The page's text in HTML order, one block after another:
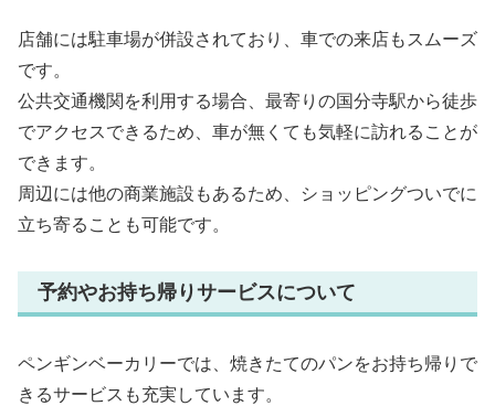
店舗には駐車場が併設されており、車での来店もスムーズ
です。
公共交通機関を利用する場合、最寄りの国分寺駅から徒歩
でアクセスできるため、車が無くても気軽に訪れることが
できます。
周辺には他の商業施設もあるため、ショッピングついでに
立ち寄ることも可能です。
予約やお持ち帰りサービスについて
ペンギンベーカリーでは、焼きたてのパンをお持ち帰りで
きるサービスも充実しています。